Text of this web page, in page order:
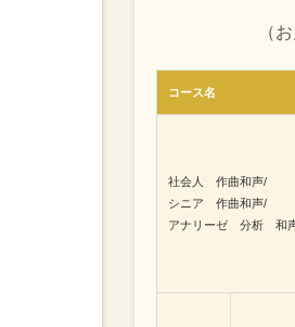
（
コース名
社会人 作曲和声/
シニア 作曲和声/
アナリーゼ 分析 和